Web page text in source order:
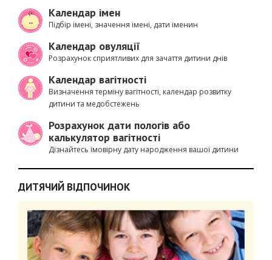
Календар імен
Підбір імені, значення імені, дати іменин
Календар овуляції
Розрахунок сприятливих для зачаття дитини днів
Календар вагітності
Визначення терміну вагітності, календар розвитку
дитини та медобстежень
Розрахунок дати пологів або
калькулятор вагітності
Дізнайтесь імовірну дату народження вашої дитини
ДИТЯЧИЙ ВІДПОЧИНОК